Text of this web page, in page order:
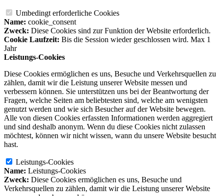
Umbedingt erforderliche Cookies
Name: cookie_consent
Zweck: Diese Cookies sind zur Funktion der Website erforderlich.
Cookie Laufzeit: Bis die Session wieder geschlossen wird. Max 1
Jahr
Leistungs-Cookies
Diese Cookies ermöglichen es uns, Besuche und Verkehrsquellen zu
zählen, damit wir die Leistung unserer Website messen und
verbessern können. Sie unterstützen uns bei der Beantwortung der
Fragen, welche Seiten am beliebtesten sind, welche am wenigsten
genutzt werden und wie sich Besucher auf der Website bewegen.
Alle von diesen Cookies erfassten Informationen werden aggregiert
und sind deshalb anonym. Wenn du diese Cookies nicht zulassen
möchtest, können wir nicht wissen, wann du unsere Website besucht
hast.
Leistungs-Cookies
Name: Leistungs-Cookies
Zweck: Diese Cookies ermöglichen es uns, Besuche und
Verkehrsquellen zu zählen, damit wir die Leistung unserer Website